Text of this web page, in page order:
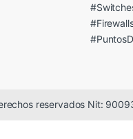
reservados Nit: